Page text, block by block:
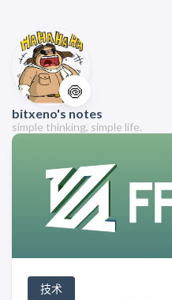
🍥
bitxeno's notes
simple thinking, simple life.
技术